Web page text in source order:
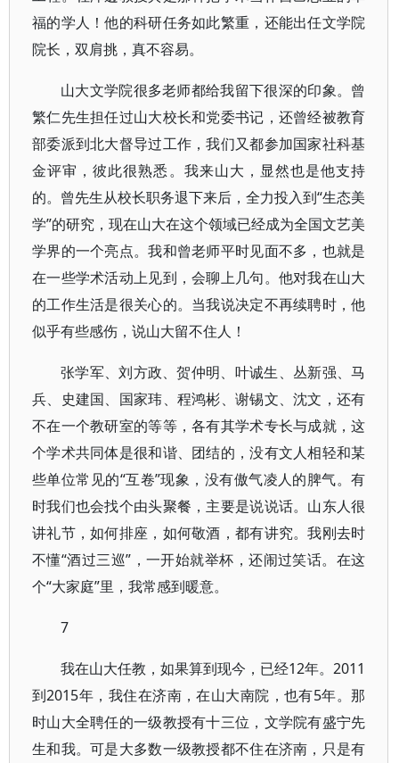
福的学人！他的科研任务如此繁重，还能出任文学院
院长，双肩挑，真不容易。
山大文学院很多老师都给我留下很深的印象。曾
繁仁先生担任过山大校长和党委书记，还曾经被教育
部委派到北大督导过工作，我们又都参加国家社科基
金评审，彼此很熟悉。我来山大，显然也是他支持
的。曾先生从校长职务退下来后，全力投入到“生态美
学”的研究，现在山大在这个领域已经成为全国文艺美
学界的一个亮点。我和曾老师平时见面不多，也就是
在一些学术活动上见到，会聊上几句。他对我在山大
的工作生活是很关心的。当我说决定不再续聘时，他
似乎有些感伤，说山大留不住人！
张学军、刘方政、贺仲明、叶诚生、丛新强、马
兵、史建国、国家玮、程鸿彬、谢锡文、沈文，还有
不在一个教研室的等等，各有其学术专长与成就，这
个学术共同体是很和谐、团结的，没有文人相轻和某
些单位常见的“互卷”现象，没有傲气凌人的脾气。有
时我们也会找个由头聚餐，主要是说说话。山东人很
讲礼节，如何排座，如何敬酒，都有讲究。我刚去时
不懂“酒过三巡”，一开始就举杯，还闹过笑话。在这
个“大家庭”里，我常感到暖意。
7
我在山大任教，如果算到现今，已经12年。2011
到2015年，我住在济南，在山大南院，也有5年。那
时山大全聘任的一级教授有十三位，文学院有盛宁先
生和我。可是大多数一级教授都不住在济南，只是有